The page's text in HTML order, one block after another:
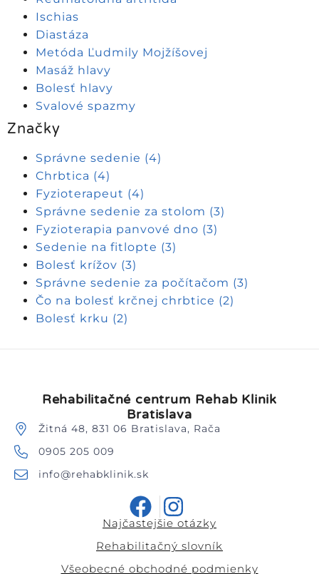
Ischias
Diastáza
Metóda Ľudmily Mojžíšovej
Masáž hlavy
Bolesť hlavy
Svalové spazmy
Značky
Správne sedenie (4)
Chrbtica (4)
Fyzioterapeut (4)
Správne sedenie za stolom (3)
Fyzioterapia panvové dno (3)
Sedenie na fitlopte (3)
Bolesť krížov (3)
Správne sedenie za počítačom (3)
Čo na bolesť krčnej chrbtice (2)
Bolesť krku (2)
Rehabilitačné centrum Rehab Klinik
Bratislava
Žitná 48, 831 06 Bratislava, Rača
0905 205 009
info@rehabklinik.sk
Najčastejšie otázky
Rehabilitačný slovník
Všeobecné obchodné podmienky